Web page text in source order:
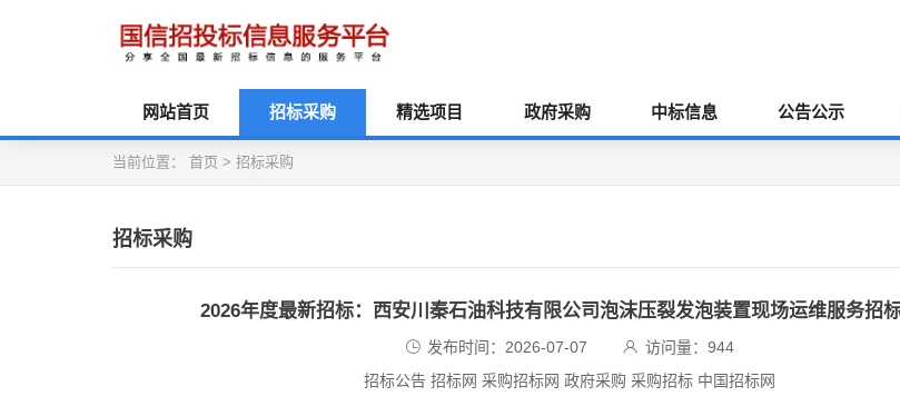
网站首页 招标采购 精选项目 政府采购 中标信息 公告公示
当前位置： 首页 > 招标采购
招标采购
2026年度最新招标：西安川秦石油科技有限公司泡沫压裂发泡装置现场运维服务招
发布时间：2026-07-07 访问量：944
招标公告 招标网 采购招标网 政府采购 采购招标 中国招标网